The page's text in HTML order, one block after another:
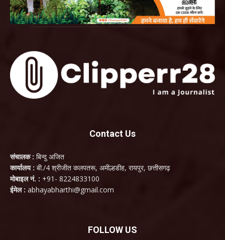
Contact Us
संचालक : बिन्दु अजित
कार्यालय : बी./4 श्रीजीत कलपतरू, अमील्हडीह, रायपुर, छत्तीसगढ़
मोबाइल नं. : +91- 8224833100
ईमेल : abhayabharthi@gmail.com
FOLLOW US